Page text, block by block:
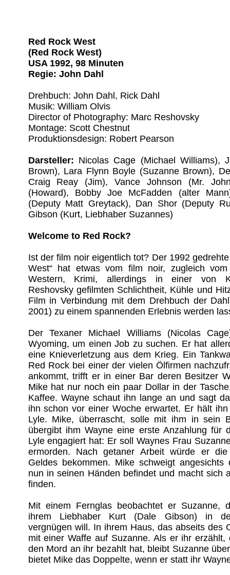
Red Rock West
(Red Rock West)
USA 1992, 98 Minuten
Regie: John Dahl
Drehbuch: John Dahl, Rick Dahl
Musik: William Olvis
Director of Photography: Marc Reshovsky
Montage: Scott Chestnut
Produktionsdesign: Robert Pearson
Darsteller: Nicolas Cage (Michael Williams),
Brown), Lara Flynn Boyle (Suzanne Brown),
Craig Reay (Jim), Vance Johnson (Mr.
(Howard), Bobby Joe McFadden (alter
(Deputy Matt Greytack), Dan Shor (Deputy
Gibson (Kurt, Liebhaber Suzannes)
Welcome to Red Rock?
Ist der film noir eigentlich tot? Der 1992
West“ hat etwas vom film noir, zugleich
Western, Krimi, allerdings in einer von
Reshovsky gefilmten Schlichtheit, Kühle und
Film in Verbindung mit dem Drehbuch der
2001) zu einem spannenden Erlebnis werden
Der Texaner Michael Williams (Nicolas
Wyoming, um einen Job zu suchen. Er hat
eine Knieverletzung aus dem Krieg. Ein
Red Rock bei einer der vielen Ölfirmen
ankommt, trifft er in einer Bar deren Besitzer
Mike hat nur noch ein paar Dollar in der
Kaffee. Wayne schaut ihn lange an und sagt
ihn schon vor einer Woche erwartet. Er hält
Lyle. Mike, überrascht, solle mit ihm in sein
übergibt ihm Wayne eine erste Anzahlung für
Lyle engagiert hat: Er soll Waynes Frau
ermorden. Nach getaner Arbeit würde er
Geldes bekommen. Mike schweigt
nun in seinen Händen befindet und macht sich
finden.
Mit einem Fernglas beobachtet er Suzanne,
ihrem Liebhaber Kurt (Dale Gibson) in
vergnügen will. In ihrem Haus, das abseits des
mit einer Waffe auf Suzanne. Als er ihr erzählt,
den Mord an ihr bezahlt hat, bleibt Suzanne
bietet Mike das Doppelte, wenn er statt ihr